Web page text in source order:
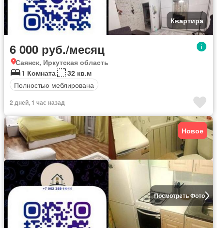
Квартира
6 000 руб./месяц
Саянск, Иркутская область
1 Комната
32 кв.м
Полностью меблирована
2 дней, 1 час назад
Посмотреть Фото
Новое